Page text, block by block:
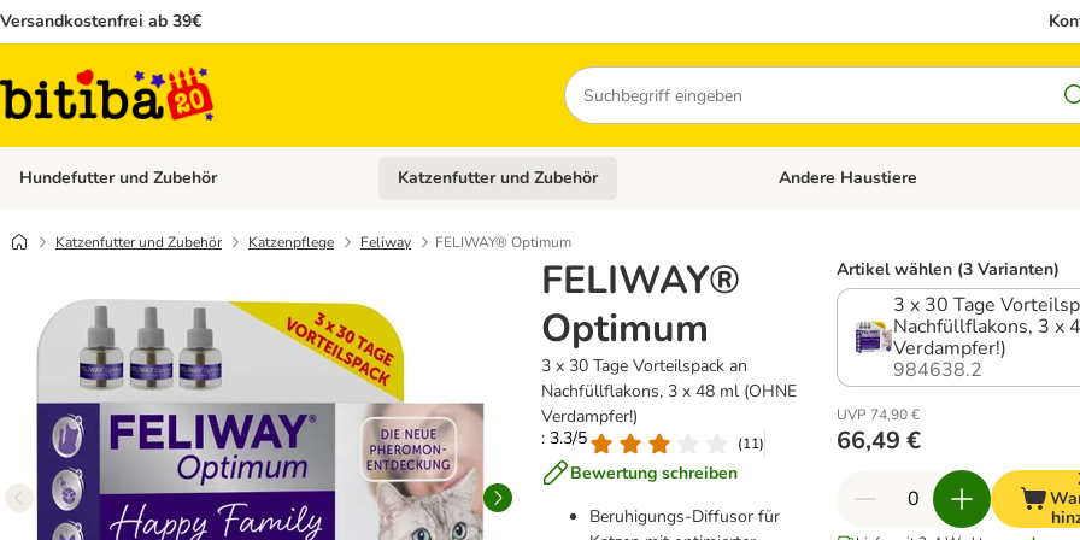
Versandkostenfrei ab 39€
Suchen
Hundefutter und Zubehör Kategorie-Menü öffnen: Hundefutter und Zubehör
Katzenfutter und Zubehör Kategorie-Menü öffnen: Katzenfutter und
Andere Haustiere
Katzenfutter und Zubehör Katzenpflege Feliway FELIWAY® Optimum
FELIWAY®
Optimum
3 x 30 Tage Vorteilspack an
Nachfüllflakons, 3 x 48 ml (OHNE
Verdampfer!)
: 3.3/5
(11)
Bewertung schreiben
Beruhigungs-Diffusor für
Artikel wählen (3 Varianten)
3 x 30 Tage
Nachfüllflakons, 3 x
Verdampfer!)
984638.2
UVP 74,90 €
66,49 €